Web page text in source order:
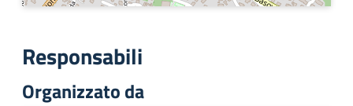
Responsabili
Organizzato da